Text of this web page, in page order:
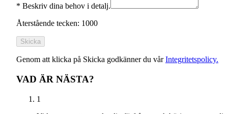
* Beskriv dina behov i detalj.
Återstående tecken: 1000
Skicka
Genom att klicka på Skicka godkänner du vårIntegritetspolicy.
VAD ÄR NÄSTA?
1